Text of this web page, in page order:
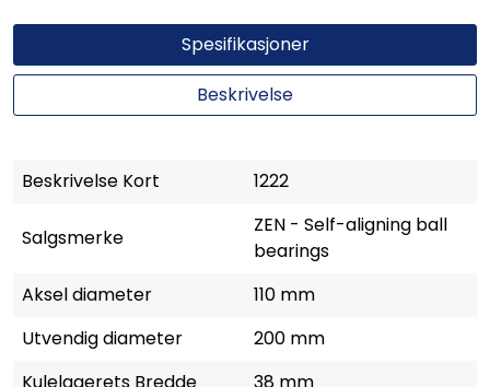
Spesifikasjoner
Beskrivelse
Beskrivelse Kort 1222
Salgsmerke
ZEN - Self-aligning ball
bearings
Aksel diameter
110 mm
Utvendig diameter
200 mm
Kulelagerets Bredde
38 mm